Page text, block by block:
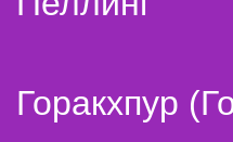
Горакхпур